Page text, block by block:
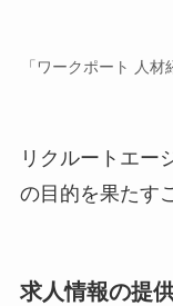
「ワークポート 人
リクルートエー
の目的を果たす
求人情報の提